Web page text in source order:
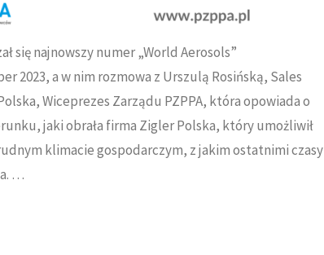
się najnowszy numer „World Aerosols”
2023, a w nim rozmowa z Urszulą Rosińską, Sales
Wiceprezes Zarządu PZPPA, która opowiada o
jaki obrała firma Zigler Polska, który umożliwił
klimacie gospodarczym, z jakim ostatnimi czasy
…